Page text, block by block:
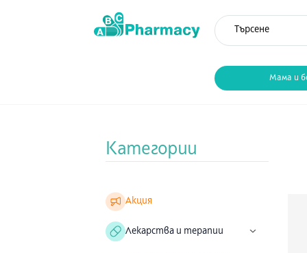
Мама и
Категории
Акция
Лекарства и терапии